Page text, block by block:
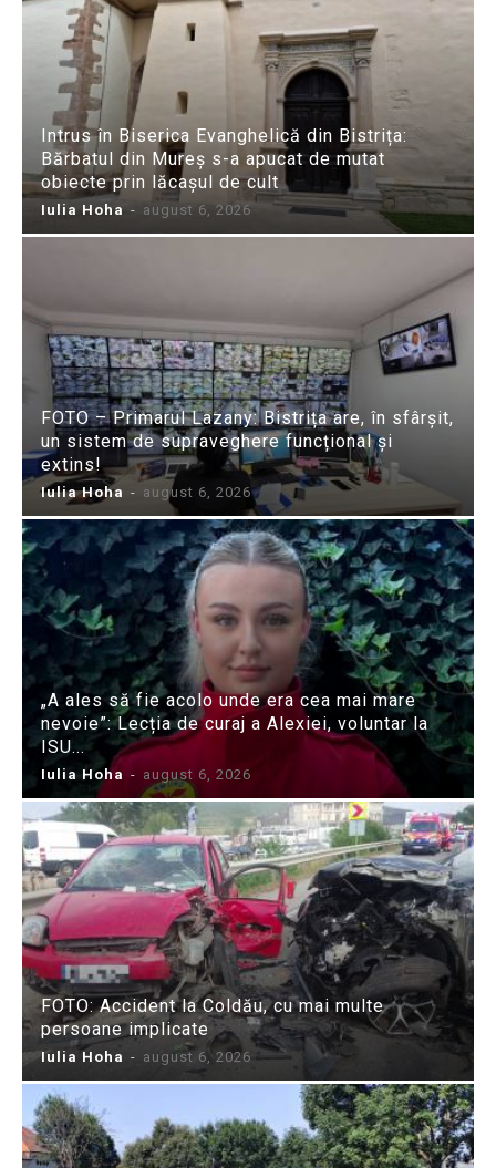
Intrus în Biserica Evanghelică din Bistrița:
Bărbatul din Mureș s-a apucat de mutat
obiecte prin lăcașul de cult
Iulia Hoha - august 6, 2026
FOTO – Primarul Lazany: Bistrița are, în sfârșit,
un sistem de supraveghere funcțional și
extins!
Iulia Hoha - august 6, 2026
„A ales să fie acolo unde era cea mai mare
nevoie”: Lecția de curaj a Alexiei, voluntar la
ISU...
Iulia Hoha - august 6, 2026
FOTO: Accident la Coldău, cu mai multe
persoane implicate
Iulia Hoha - august 6, 2026